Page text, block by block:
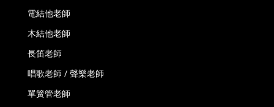
電結他老師
木結他老師
長笛老師
唱歌老師 / 聲樂老師
單簧管老師